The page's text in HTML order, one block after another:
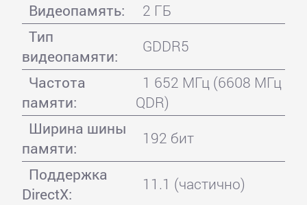
Видеопамять:
2 ГБ
Тип
видеопамяти:
GDDR5
Частота
памяти:
1 652 МГц (6608 МГц
QDR)
Ширина шины
памяти:
192 бит
Поддержка
DirectX:
11.1 (частично)